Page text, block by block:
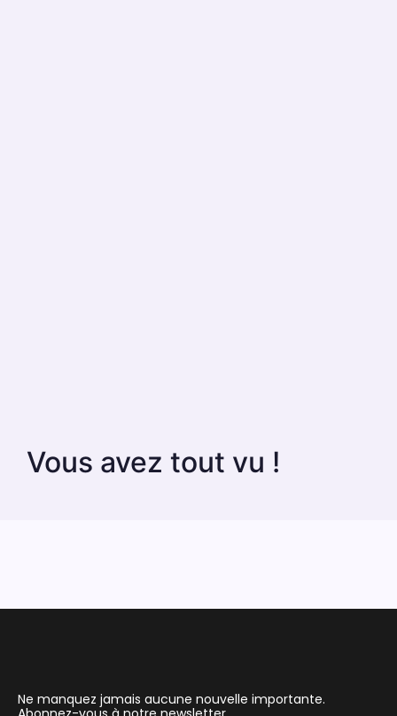
Vous avez tout vu !
Ne manquez jamais aucune nouvelle importante.